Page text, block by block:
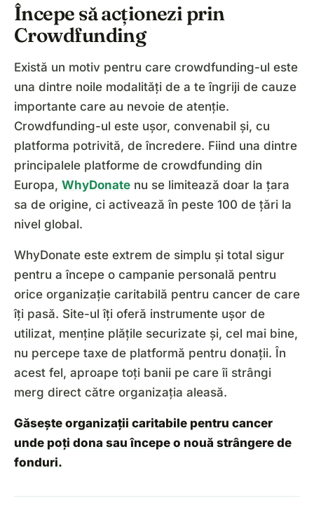
Începe să acționezi prin
Crowdfunding
Există un motiv pentru care crowdfunding-ul este
una dintre noile modalități de a te îngriji de cauze
importante care au nevoie de atenție.
Crowdfunding-ul este ușor, convenabil și, cu
platforma potrivită, de încredere. Fiind una dintre
principalele platforme de crowdfunding din
Europa, WhyDonate nu se limitează doar la țara
sa de origine, ci activează în peste 100 de țări la
nivel global.
WhyDonate este extrem de simplu și total sigur
pentru a începe o campanie personală pentru
orice organizație caritabilă pentru cancer de care
îți pasă. Site-ul îți oferă instrumente ușor de
utilizat, menține plățile securizate și, cel mai bine,
nu percepe taxe de platformă pentru donații. În
acest fel, aproape toți banii pe care îi strângi
merg direct către organizația aleasă.
Găsește organizații caritabile pentru cancer
unde poți dona sau începe o nouă strângere de
fonduri.